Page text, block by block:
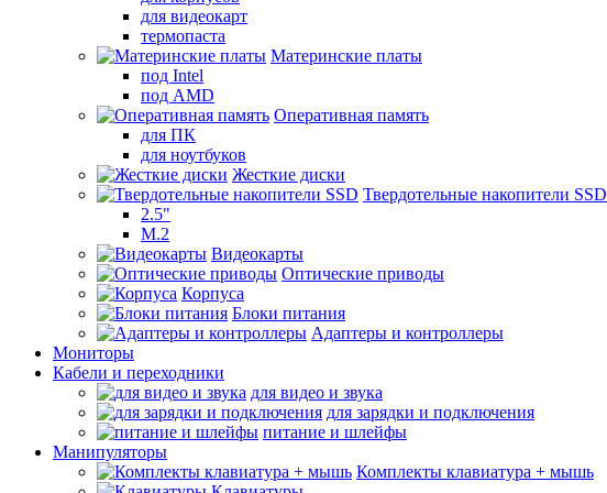
для видеокарт
термопаста
Материнские платы
под Intel
под AMD
Оперативная память
для ПК
для ноутбуков
Жесткие диски
Твердотельные накопители SSD
2.5"
M.2
Видеокарты
Оптические приводы
Корпуса
Блоки питания
Адаптеры и контроллеры
Мониторы
Кабели и переходники
для видео и звука
для зарядки и подключения
питание и шлейфы
Манипуляторы
Комплекты клавиатура + мышь